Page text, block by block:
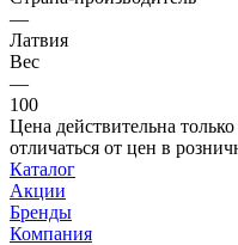
—
Латвия
Вес
—
100
Цена действительна
отличаться от цен в
Каталог
Акции
Бренды
Компания